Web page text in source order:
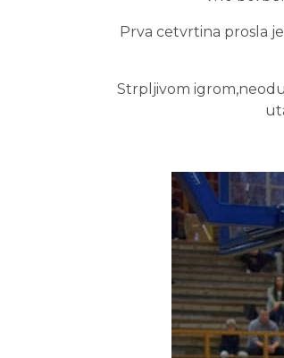
Prva cetvrtina prosla
Strpljivom